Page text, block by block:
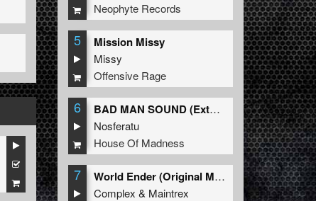
Neophyte Records
5 Mission Missy
Missy
Offensive Rage
6
BAD MAN SOUND (Extended Mix)
Nosferatu
House Of Madness
7
World Ender (Original Mix)
Complex & Maintrex